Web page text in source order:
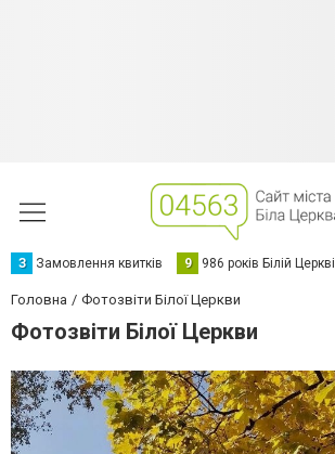
З Замовлення квитків 9 986 років Білій Церкві
Головна Фотозвіти Білої Церкви
Фотозвіти Білої Церкви